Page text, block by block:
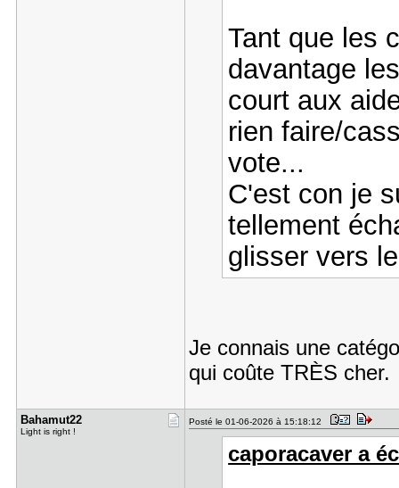
Tant que les
davantage
court aux
rien faire/
vote...
C'est con je
tellement
glisser vers
Je connais une
qui coûte TRÈS cher.
Bahamut22
Light is right !
Posté le 01-06-2026 à 15:18:12
caporacaver a